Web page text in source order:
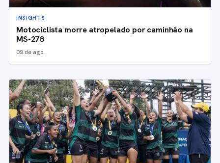
INSIGHTS
Motociclista morre atropelado por caminhão na
MS-278
09 de ago.